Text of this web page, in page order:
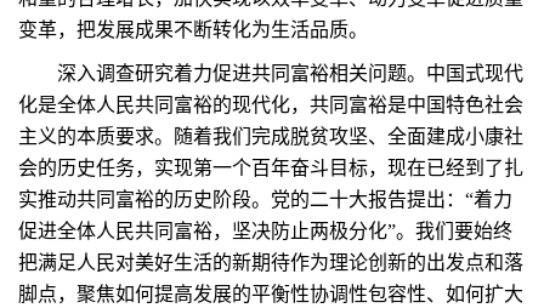
变革，把发展成果不断转化为生活品质。
深入调查研究着力促进共同富裕相关问题。中国式现代
化是全体人民共同富裕的现代化，共同富裕是中国特色社会
主义的本质要求。随着我们完成脱贫攻坚、全面建成小康社
会的历史任务，实现第一个百年奋斗目标，现在已经到了扎
实推动共同富裕的历史阶段。党的二十大报告提出：“着力
促进全体人民共同富裕，坚决防止两极分化”。我们要始终
把满足人民对美好生活的新期待作为理论创新的出发点和落
脚点，聚焦如何提高发展的平衡性协调性包容性、如何扩大